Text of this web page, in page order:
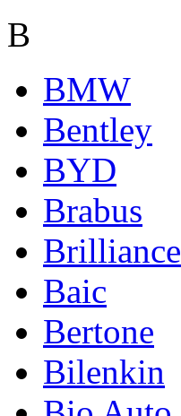
B
BMW
Bentley
BYD
Brabus
Brilliance
Baic
Bertone
Bilenkin